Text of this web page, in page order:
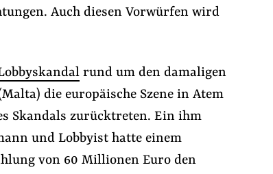
Auch diesen Vorwürfen wird
rund um den damaligen
die europäische Szene in Atem
Skandals zurücktreten. Ein ihm
und Lobbyist hatte einem
von 60 Millionen Euro den